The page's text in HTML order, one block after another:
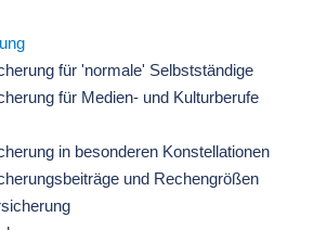
für 'normale' Selbstständige
für Medien- und Kulturberufe
in besonderen Konstellationen
und Rechengrößen